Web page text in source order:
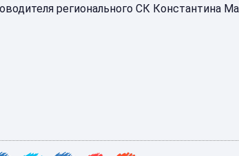
регионального СК Константина